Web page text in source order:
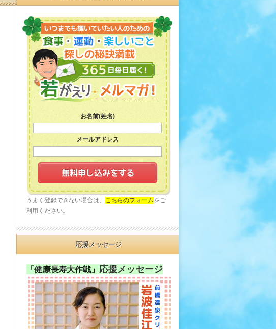
お名前(姓名)
メールアドレス
うまく登録できない場合は、 こちらのフォームをご
利用ください。
応援メッセージ
「健康長寿大作戦」 応援メッセージ